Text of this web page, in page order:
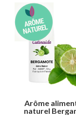
Arôme
naturel